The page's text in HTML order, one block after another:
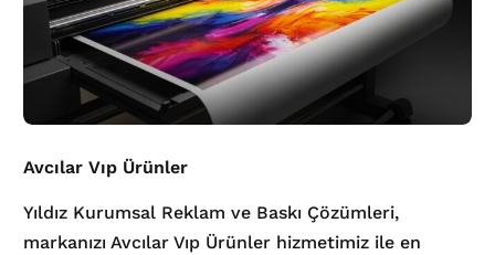
Avcılar Vıp Ürünler
Yıldız Kurumsal Reklam ve Baskı Çözümleri,
markanızı Avcılar Vıp Ürünler hizmetimiz ile en